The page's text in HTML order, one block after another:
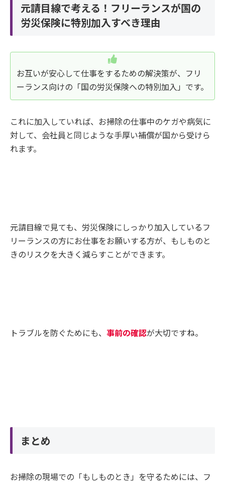
元請目線で考える！フリーランスが国の
労災保険に特別加入すべき理由
お互いが安心して仕事をするための解決策が、フリ
ーランス向けの「国の労災保険への特別加入」です。
これに加入していれば、お掃除の仕事中のケガや病気に
対して、会社員と同じような手厚い補償が国から受けら
れます。
元請目線で見ても、労災保険にしっかり加入しているフ
リーランスの方にお仕事をお願いする方が、もしものと
きのリスクを大きく減らすことができます。
トラブルを防ぐためにも、 事前の確認が大切ですね。
まとめ
お掃除の現場での「もしものとき」を守るためには、フ